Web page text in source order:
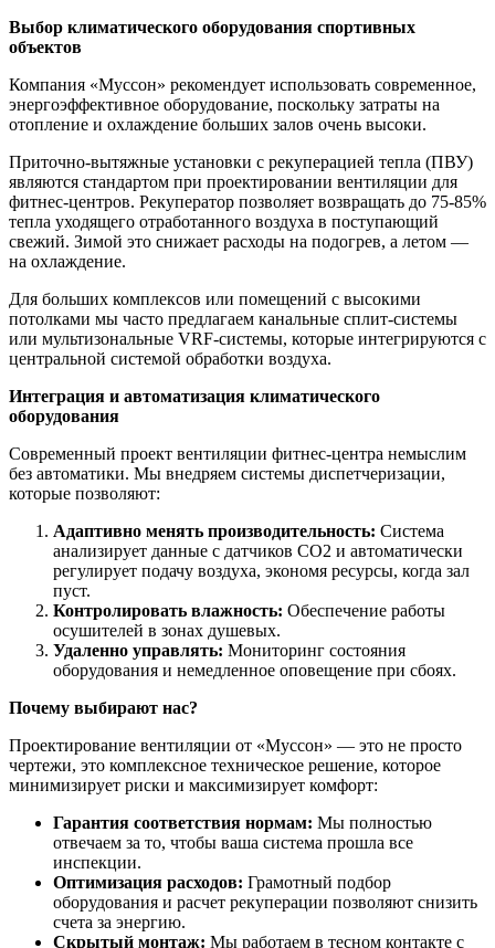
Выбор климатического оборудования спортивных
объектов
Компания «Муссон» рекомендует использовать современное,
энергоэффективное оборудование, поскольку затраты на
отопление и охлаждение больших залов очень высоки.
Приточно-вытяжные установки с рекуперацией тепла (ПВУ)
являются стандартом при проектировании вентиляции для
фитнес-центров. Рекуператор позволяет возвращать до 75-85%
тепла уходящего отработанного воздуха в поступающий
свежий. Зимой это снижает расходы на подогрев, а летом —
на охлаждение.
Для больших комплексов или помещений с высокими
потолками мы часто предлагаем канальные сплит-системы
или мультизональные VRF-системы, которые интегрируются с
центральной системой обработки воздуха.
Интеграция и автоматизация климатического
оборудования
Современный проект вентиляции фитнес-центра немыслим
без автоматики. Мы внедряем системы диспетчеризации,
которые позволяют:
Адаптивно менять производительность: Система
анализирует данные с датчиков CO2 и автоматически
регулирует подачу воздуха, экономя ресурсы, когда зал
пуст.
Контролировать влажность: Обеспечение работы
осушителей в зонах душевых.
Удаленно управлять: Мониторинг состояния
оборудования и немедленное оповещение при сбоях.
Почему выбирают нас?
Проектирование вентиляции от «Муссон» — это не просто
чертежи, это комплексное техническое решение, которое
минимизирует риски и максимизирует комфорт:
Гарантия соответствия нормам: Мы полностью
отвечаем за то, чтобы ваша система прошла все
инспекции.
Оптимизация расходов: Грамотный подбор
оборудования и расчет рекуперации позволяют снизить
счета за энергию.
Скрытый монтаж: Мы работаем в тесном контакте с